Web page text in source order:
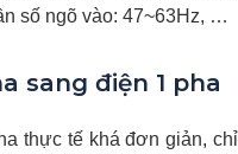
số ngõ vào: 47~63Hz, …
sang điện 1 pha
thực tế khá đơn giản, chỉ